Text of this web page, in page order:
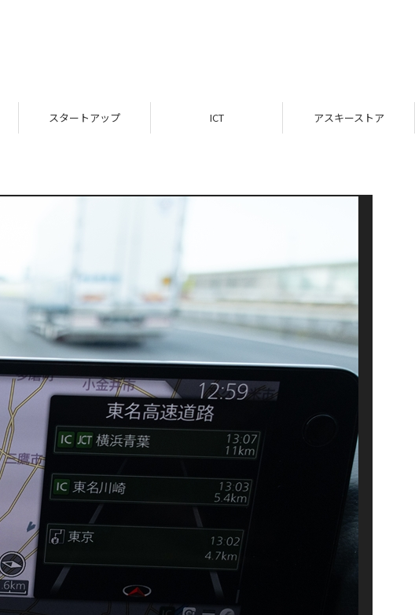
スタートアップ ICT アスキーストア